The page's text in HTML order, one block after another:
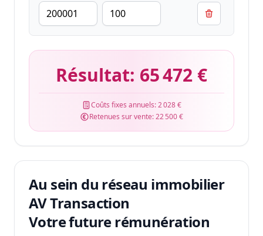
Résultat: 65 472 €
Coûts fixes annuels:2 028 €
Retenues sur vente:22 500 €
Au sein du réseau immobilier
AV Transaction
Votre future rémunération